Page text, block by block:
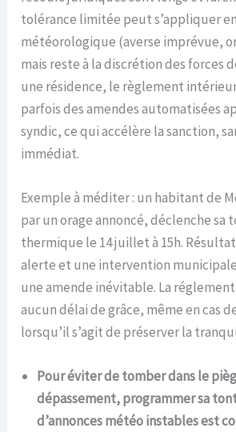
tolérance limitée peut s’appliquer en
météorologique (averse imprévue,
mais reste à la discrétion des forces
une résidence, le règlement
parfois des amendes automatisées
syndic, ce qui accélère la sanction,
immédiat.
Exemple à méditer : un habitant de
par un orage annoncé, déclenche sa
thermique le 14 juillet à 15h.
alerte et une intervention
une amende inévitable. La
aucun délai de grâce, même en cas
lorsqu’il s’agit de préserver la
Pour éviter de tomber dans le
dépassement, programmer sa
d’annonces météo instables est